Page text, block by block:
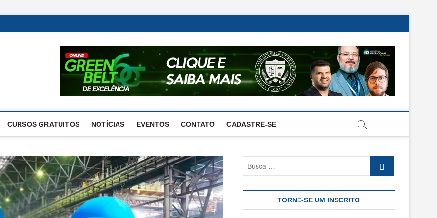
Excelência Operacional
O BLOG DA ENGENHARIA DE OPERAÇÕES
CURSOS GRATUITOS NOTÍCIAS EVENTOS CONTATO CADASTRE-SE
TORNE-SE UM INSCRITO